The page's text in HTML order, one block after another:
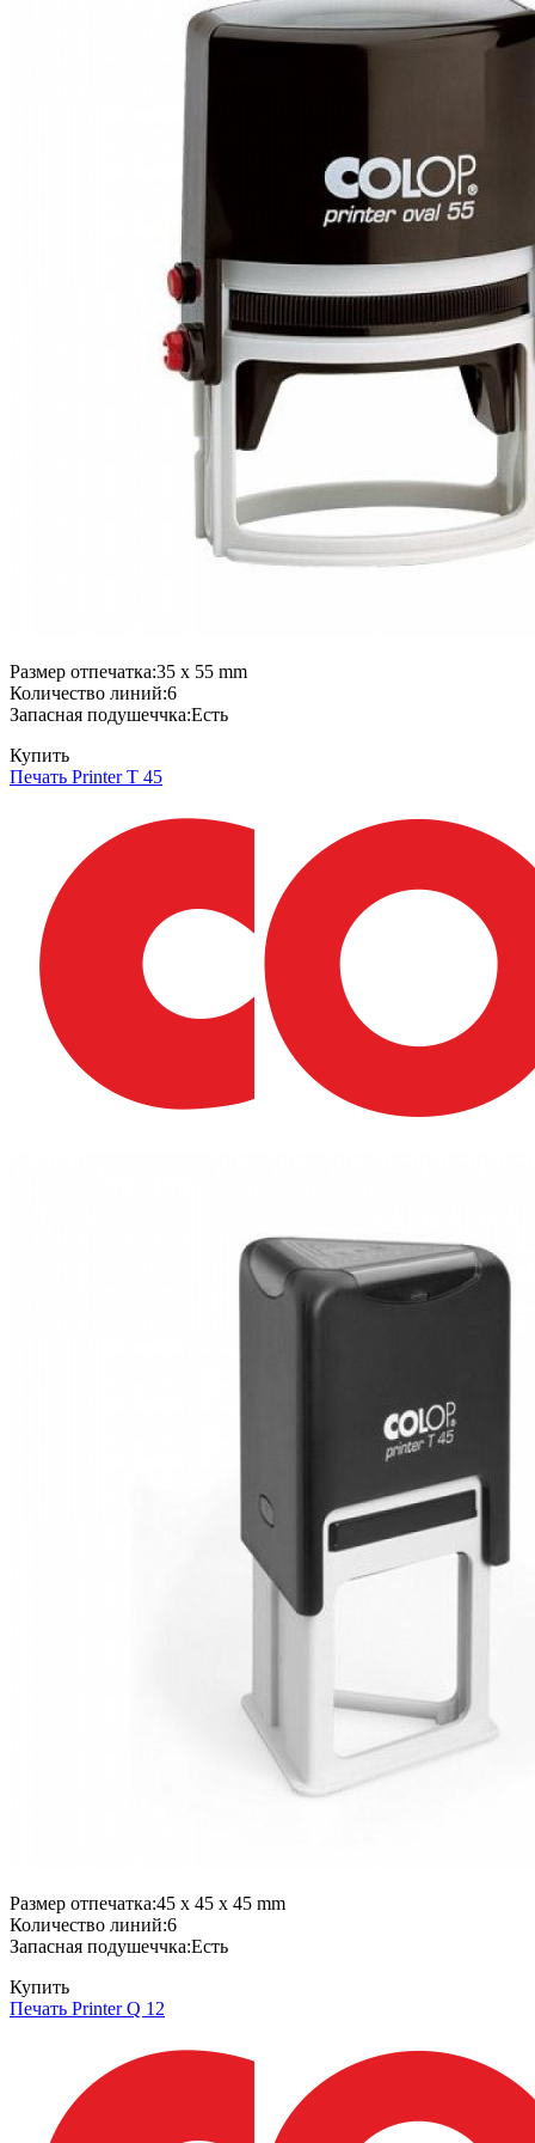
Размер отпечатка:35 x 55 mm
Количество линий:6
Запасная подушеччка:Есть
Купить
Печать Printer T 45
Размер отпечатка:45 x 45 x 45 mm
Количество линий:6
Запасная подушеччка:Есть
Купить
Печать Printer Q 12